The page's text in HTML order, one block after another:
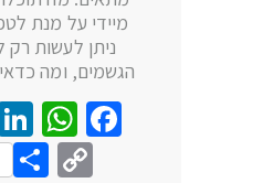
מיידי על מנת
ניתן לעשות רק
הגשמים, ומה